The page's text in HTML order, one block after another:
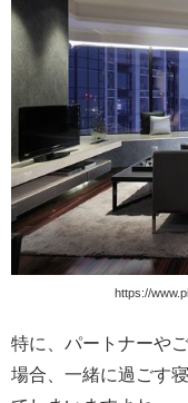
https://
特に、パートナーや
場合、一緒に過ごす